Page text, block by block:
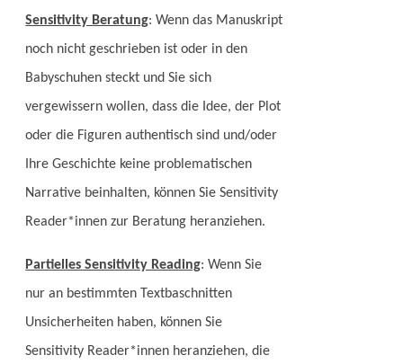
Sensitivity Beratung: Wenn das Manuskript
noch nicht geschrieben ist oder in den
Babyschuhen steckt und Sie sich
vergewissern wollen, dass die Idee, der Plot
oder die Figuren authentisch sind und/oder
Ihre Geschichte keine problematischen
Narrative beinhalten, können Sie Sensitivity
Reader*innen zur Beratung heranziehen.
Partielles Sensitivity Reading: Wenn Sie
nur an bestimmten Textbaschnitten
Unsicherheiten haben, können Sie
Sensitivity Reader*innen heranziehen, die